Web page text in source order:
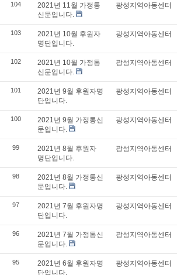
104
2021년 11월 가정통
신문입니다.
광성지역아동센터
103
2021년 10월 후원자
명단입니다.
광성지역아동센터
102
2021년 10월 가정통
신문입니다.
광성지역아동센터
101
2021년 9월 후원자명
단입니다.
광성지역아동센터
100
2021년 9월 가정통신
문입니다.
광성지역아동센터
99
2021년 8월 후원자
명단입니다.
광성지역아동센터
98
2021년 8월 가정통신
문입니다.
광성지역아동센터
97
2021년 7월 후원자명
단입니다.
광성지역아동센터
96
2021년 7월 가정통신
문입니다.
광성지역아동센터
95
2021년 6월 후원자명
단입니다.
광성지역아동센터